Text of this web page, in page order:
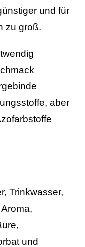
und für
zu groß.
aber
Trinkwasser,
und